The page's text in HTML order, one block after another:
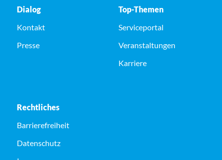
Dialog
Kontakt
Presse
Top-Themen
Serviceportal
Veranstaltungen
Karriere
Rechtliches
Barrierefreiheit
Datenschutz